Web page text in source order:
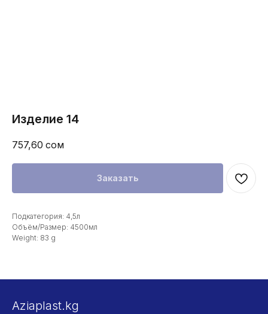
Изделие 14
757,60 сом
Заказать
Подкатегория: 4,5л
Объём/Размер: 4500мл
Weight: 83 g
Aziaplast.kg